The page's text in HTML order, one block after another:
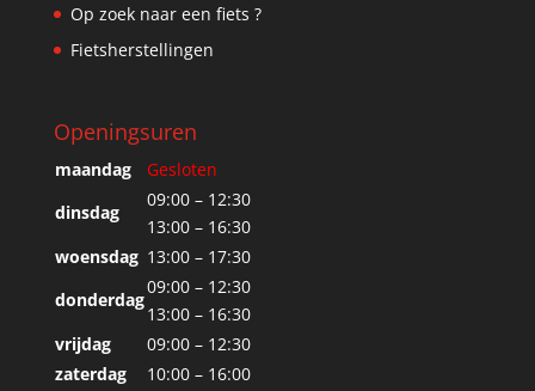
Op zoek naar een fiets ?
Fietsherstellingen
Openingsuren
maandag
Gesloten
dinsdag
09:00 – 12:30
13:00 – 16:30
woensdag 13:00 – 17:30
donderdag
09:00 – 12:30
13:00 – 16:30
vrijdag
09:00 – 12:30
zaterdag
10:00 – 16:00